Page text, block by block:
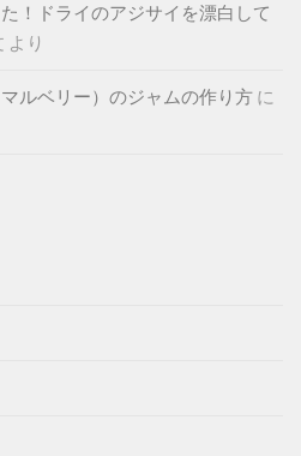
！ドライのアジサイを漂白して
より
ルベリー）のジャムの作り方 に